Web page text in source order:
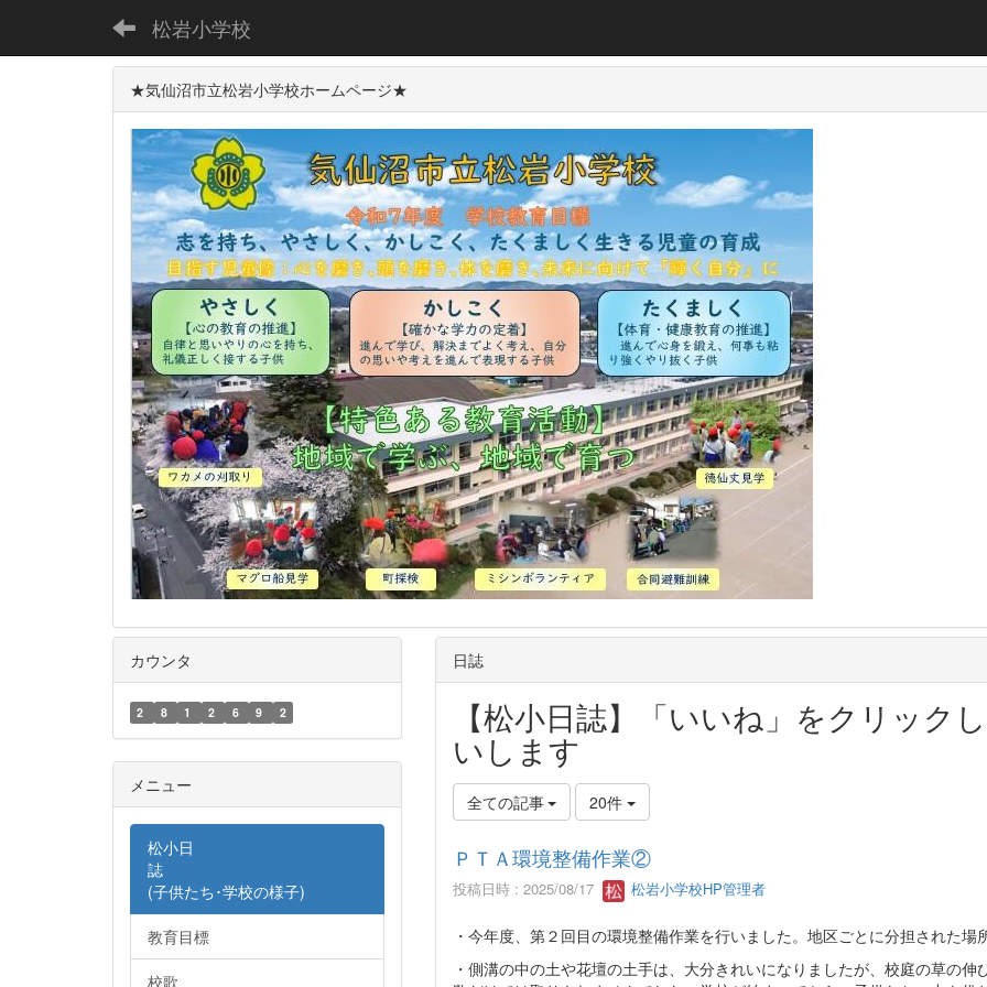
松岩小学校
★気仙沼市立松岩小学校ホームページ★
日誌
【松小日誌】「いいね」をクリック
いします
全ての記事 20件
ＰＴＡ環境整備作業②
投稿日時 : 2025/08/17 松岩小学校HP管理者
・今年度、第２回目の環境整備作業を行いました。地区ごとに分担された
・側溝の中の土や花壇の土手は、大分きれいになりましたが、校庭の草の
カウンタ
2 8 1 2 6 9 2
メニュー
松小日
誌
(子供たち･学校の様子)
教育目標
校歌